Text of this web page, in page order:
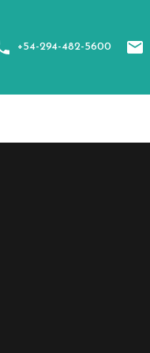
+54-294-482-5600